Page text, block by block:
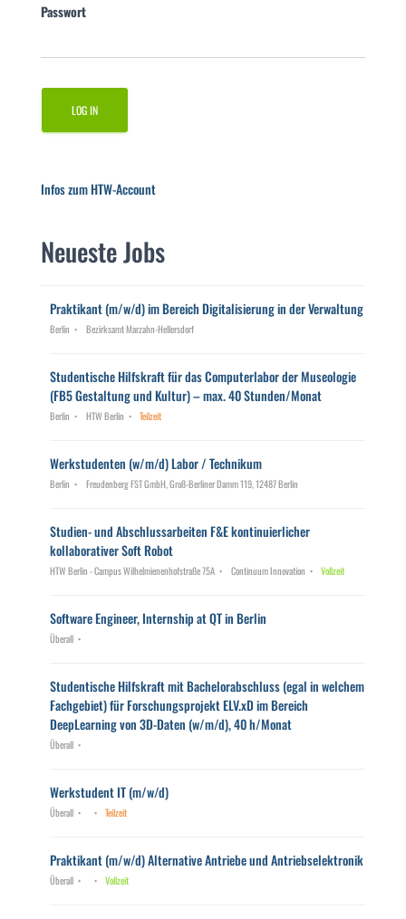
Passwort
Infos zum HTW-Account
Neueste Jobs
Praktikant (m/w/d) im Bereich Digitalisierung in der Verwaltung
Berlin Bezirksamt Marzahn-Hellersdorf
Studentische Hilfskraft für das Computerlabor der Museologie
(FB5 Gestaltung und Kultur) – max. 40 Stunden/Monat
Berlin HTW Berlin Teilzeit
Werkstudenten (w/m/d) Labor / Technikum
Berlin Freudenberg FST GmbH, Groß-Berliner Damm 119, 12487 Berlin
Studien- und Abschlussarbeiten F&E kontinuierlicher
kollaborativer Soft Robot
HTW Berlin - Campus Wilhelmienenhofstraße 75A Continuum Innovation Vollzeit
Software Engineer, Internship at QT in Berlin
Überall
Studentische Hilfskraft mit Bachelorabschluss (egal in welchem
Fachgebiet) für Forschungsprojekt ELV.xD im Bereich
DeepLearning von 3D-Daten (w/m/d), 40 h/Monat
Überall
Werkstudent IT (m/w/d)
Überall Teilzeit
Praktikant (m/w/d) Alternative Antriebe und Antriebselektronik
Überall Vollzeit